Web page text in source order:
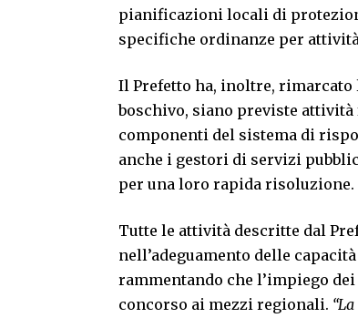
pianificazioni locali di
specifiche ordinanze per
Il Prefetto ha, inoltre, rimarcato
boschivo, siano previste
componenti del sistema di
anche i gestori di servizi
per una loro rapida risoluzione.
Tutte le attività descritte dal
nell’adeguamento delle
rammentando che l’impiego
concorso ai mezzi regionali.